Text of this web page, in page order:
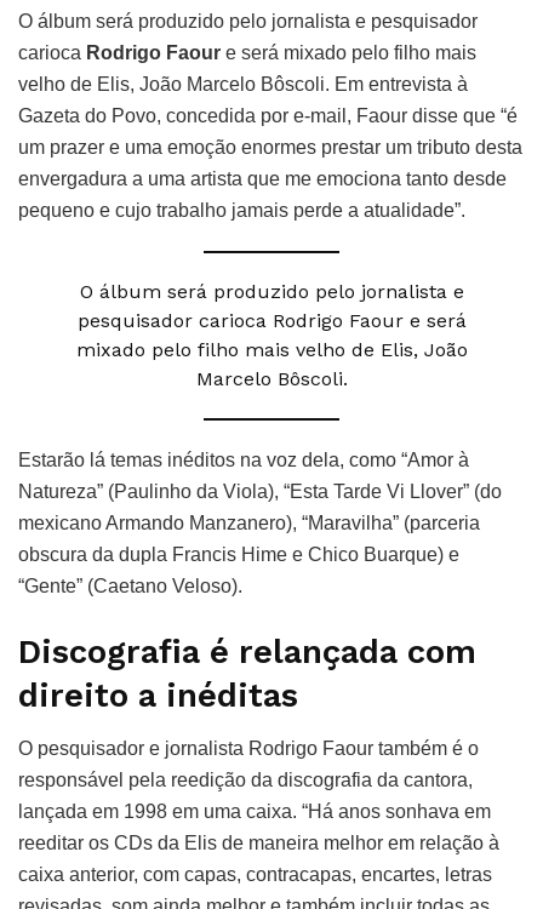
O álbum será produzido pelo jornalista e pesquisador
carioca Rodrigo Faour e será mixado pelo filho mais
velho de Elis, João Marcelo Bôscoli. Em entrevista à
Gazeta do Povo, concedida por e-mail, Faour disse que “é
um prazer e uma emoção enormes prestar um tributo desta
envergadura a uma artista que me emociona tanto desde
pequeno e cujo trabalho jamais perde a atualidade”.
O álbum será produzido pelo jornalista e
pesquisador carioca Rodrigo Faour e será
mixado pelo filho mais velho de Elis, João
Marcelo Bôscoli.
Estarão lá temas inéditos na voz dela, como “Amor à
Natureza” (Paulinho da Viola), “Esta Tarde Vi Llover” (do
mexicano Armando Manzanero), “Maravilha” (parceria
obscura da dupla Francis Hime e Chico Buarque) e
“Gente” (Caetano Veloso).
Discografia é relançada com
direito a inéditas
O pesquisador e jornalista Rodrigo Faour também é o
responsável pela reedição da discografia da cantora,
lançada em 1998 em uma caixa. “Há anos sonhava em
reeditar os CDs da Elis de maneira melhor em relação à
caixa anterior, com capas, contracapas, encartes, letras